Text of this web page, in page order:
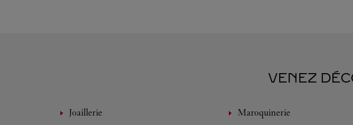
VENEZ
Joaillerie Maroquinerie